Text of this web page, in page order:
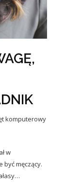
komputerowy
w
być męczący.